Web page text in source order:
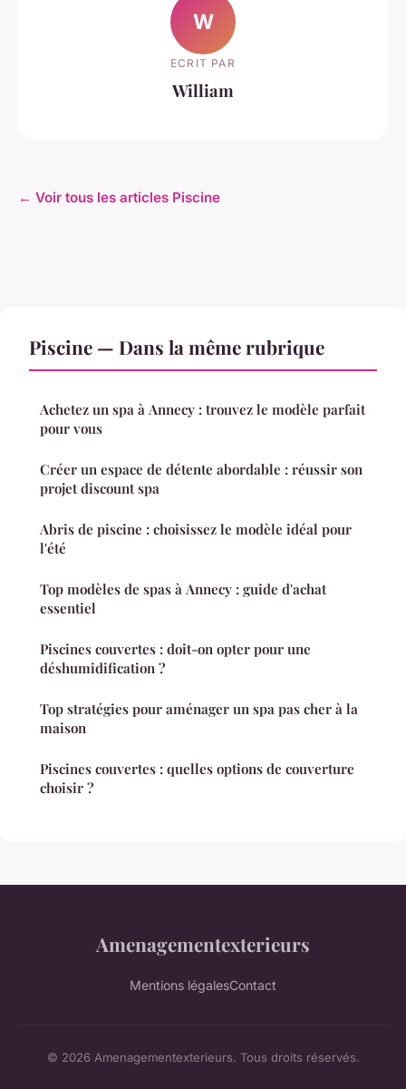
W
ECRIT PAR
William
← Voir tous les articles Piscine
Piscine — Dans la même rubrique
Achetez un spa à Annecy : trouvez le modèle parfait
pour vous
Créer un espace de détente abordable : réussir son
projet discount spa
Abris de piscine : choisissez le modèle idéal pour
l'été
Top modèles de spas à Annecy : guide d'achat
essentiel
Piscines couvertes : doit-on opter pour une
déshumidification ?
Top stratégies pour aménager un spa pas cher à la
maison
Piscines couvertes : quelles options de couverture
choisir ?
Amenagementexterieurs
Mentions légalesContact
© 2026 Amenagementexterieurs. Tous droits réservés.